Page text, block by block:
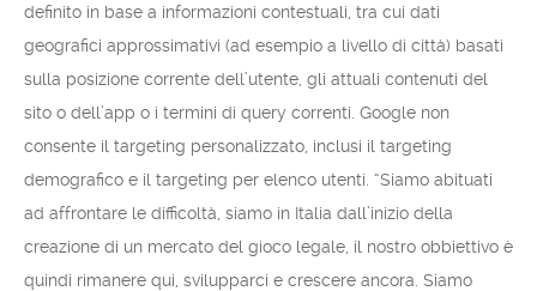
definito in base a informazioni contestuali, tra cui dati
geografici approssimativi (ad esempio a livello di città) basati
sulla posizione corrente dell’utente, gli attuali contenuti del
sito o dell’app o i termini di query correnti. Google non
consente il targeting personalizzato, inclusi il targeting
demografico e il targeting per elenco utenti. “Siamo abituati
ad affrontare le difficoltà, siamo in Italia dall’inizio della
creazione di un mercato del gioco legale, il nostro obbiettivo è
quindi rimanere qui, svilupparci e crescere ancora. Siamo